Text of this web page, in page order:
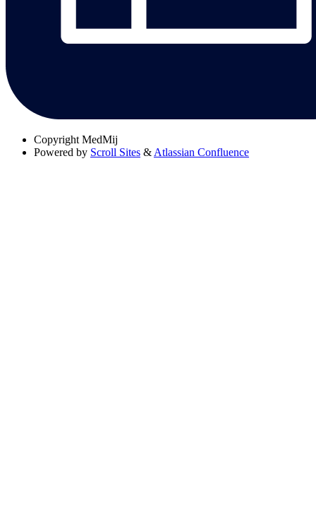
Copyright MedMij
Powered by Scroll Sites & Atlassian Confluence